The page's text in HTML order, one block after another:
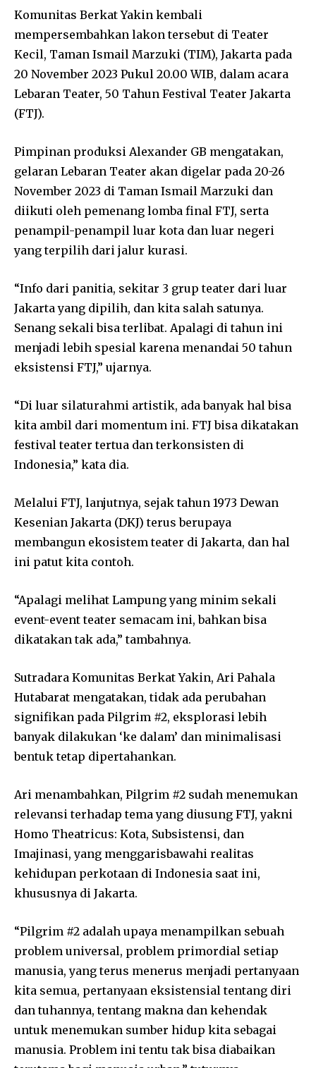
Komunitas Berkat Yakin kembali
mempersembahkan lakon tersebut di Teater
Kecil, Taman Ismail Marzuki (TIM), Jakarta pada
20 November 2023 Pukul 20.00 WIB, dalam acara
Lebaran Teater, 50 Tahun Festival Teater Jakarta
(FTJ).
Pimpinan produksi Alexander GB mengatakan,
gelaran Lebaran Teater akan digelar pada 20-26
November 2023 di Taman Ismail Marzuki dan
diikuti oleh pemenang lomba final FTJ, serta
penampil-penampil luar kota dan luar negeri
yang terpilih dari jalur kurasi.
“Info dari panitia, sekitar 3 grup teater dari luar
Jakarta yang dipilih, dan kita salah satunya.
Senang sekali bisa terlibat. Apalagi di tahun ini
menjadi lebih spesial karena menandai 50 tahun
eksistensi FTJ,” ujarnya.
“Di luar silaturahmi artistik, ada banyak hal bisa
kita ambil dari momentum ini. FTJ bisa dikatakan
festival teater tertua dan terkonsisten di
Indonesia,” kata dia.
Melalui FTJ, lanjutnya, sejak tahun 1973 Dewan
Kesenian Jakarta (DKJ) terus berupaya
membangun ekosistem teater di Jakarta, dan hal
ini patut kita contoh.
“Apalagi melihat Lampung yang minim sekali
event-event teater semacam ini, bahkan bisa
dikatakan tak ada,” tambahnya.
Sutradara Komunitas Berkat Yakin, Ari Pahala
Hutabarat mengatakan, tidak ada perubahan
signifikan pada Pilgrim #2, eksplorasi lebih
banyak dilakukan ‘ke dalam’ dan minimalisasi
bentuk tetap dipertahankan.
Ari menambahkan, Pilgrim #2 sudah menemukan
relevansi terhadap tema yang diusung FTJ, yakni
Homo Theatricus: Kota, Subsistensi, dan
Imajinasi, yang menggarisbawahi realitas
kehidupan perkotaan di Indonesia saat ini,
khususnya di Jakarta.
“Pilgrim #2 adalah upaya menampilkan sebuah
problem universal, problem primordial setiap
manusia, yang terus menerus menjadi pertanyaan
kita semua, pertanyaan eksistensial tentang diri
dan tuhannya, tentang makna dan kehendak
untuk menemukan sumber hidup kita sebagai
manusia. Problem ini tentu tak bisa diabaikan